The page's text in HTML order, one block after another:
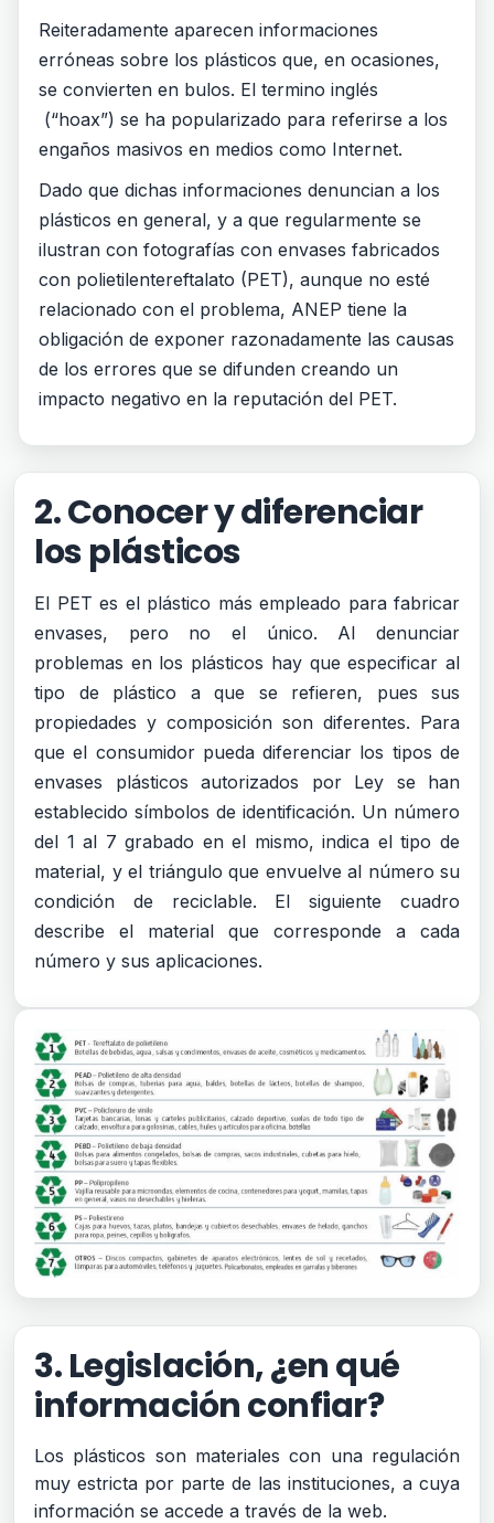
Reiteradamente aparecen informaciones
erróneas sobre los plásticos que, en ocasiones,
se convierten en bulos. El termino inglés
(“hoax”) se ha popularizado para referirse a los
engaños masivos en medios como Internet.
Dado que dichas informaciones denuncian a los
plásticos en general, y a que regularmente se
ilustran con fotografías con envases fabricados
con polietilentereftalato (PET), aunque no esté
relacionado con el problema, ANEP tiene la
obligación de exponer razonadamente las causas
de los errores que se difunden creando un
impacto negativo en la reputación del PET.
2. Conocer y diferenciar
los plásticos
El PET es el plástico más empleado para fabricar
envases, pero no el único. Al denunciar
problemas en los plásticos hay que especificar al
tipo de plástico a que se refieren, pues sus
propiedades y composición son diferentes. Para
que el consumidor pueda diferenciar los tipos de
envases plásticos autorizados por Ley se han
establecido símbolos de identificación. Un número
del 1 al 7 grabado en el mismo, indica el tipo de
material, y el triángulo que envuelve al número su
condición de reciclable. El siguiente cuadro
describe el material que corresponde a cada
número y sus aplicaciones.
3. Legislación, ¿en qué
información confiar?
Los plásticos son materiales con una regulación
muy estricta por parte de las instituciones, a cuya
información se accede a través de la web.